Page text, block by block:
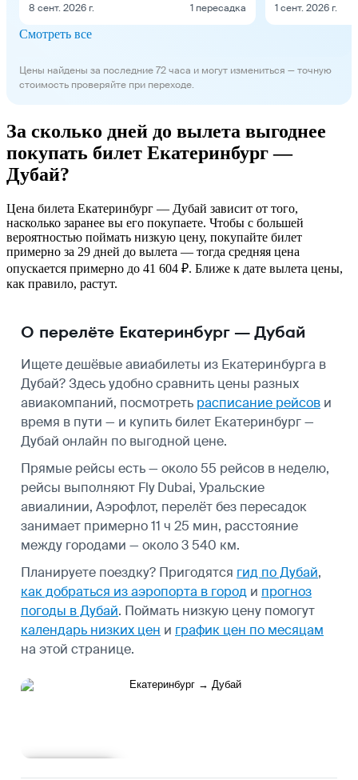
8 сент. 2026 г. 1 пересадка 1 сент. 2026 г.
Смотреть все
Цены найдены за последние 72 часа и могут измениться — точную
стоимость проверяйте при переходе.
За сколько дней до вылета выгоднее
покупать билет Екатеринбург —
Дубай?
Цена билета Екатеринбург — Дубай зависит от того,
насколько заранее вы его покупаете. Чтобы с большей
вероятностью поймать низкую цену, покупайте билет
примерно за 29 дней до вылета — тогда средняя цена
опускается примерно до 41 604 ₽. Ближе к дате вылета цены,
как правило, растут.
О перелёте Екатеринбург — Дубай
Ищете дешёвые авиабилеты из Екатеринбурга в
Дубай? Здесь удобно сравнить цены разных
авиакомпаний, посмотреть расписание рейсов и
время в пути — и купить билет Екатеринбург —
Дубай онлайн по выгодной цене.
Прямые рейсы есть — около 55 рейсов в неделю,
рейсы выполняют Fly Dubai, Уральские
авиалинии, Аэрофлот, перелёт без пересадок
занимает примерно 11 ч 25 мин, расстояние
между городами — около 3 540 км.
Планируете поездку? Пригодятся гид по Дубай,
как добраться из аэропорта в город и прогноз
погоды в Дубай. Поймать низкую цену помогут
календарь низких цен и график цен по месяцам
на этой странице.